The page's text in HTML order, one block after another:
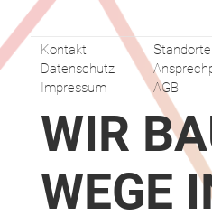
Kontakt Standorte
Datenschutz
Impressum
AGB
WIR
WEGE